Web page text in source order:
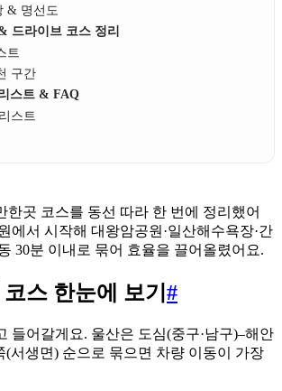
& 명선도
드라이브 코스 정리
트
구간
스트 & FAQ
스트
한곳 코스를 동선 따라 한 번에 정리했어
에서 시작해 대왕암공원·일산해수욕장·간
30분 이내로 묶어 효율을 끌어올렸어요.
스 한눈에 보기 #
들어갈게요. 울산은 도심(중구·남구)–해안
(서생면) 순으로 묶으면 차량 이동이 가장